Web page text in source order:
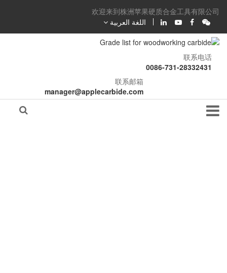
欢迎来到株洲苹果硬质合金工具有限公司
اللغة العربية
联系电话
0086-731-28332431
联系邮箱
manager@applecarbide.com